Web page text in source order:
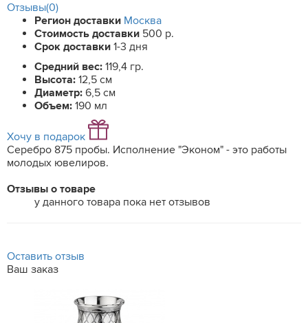
Отзывы(0)
Регион доставки Москва
Стоимость доставки 500 р.
Срок доставки 1-3 дня
Средний вес: 119,4 гр.
Высота: 12,5 см
Диаметр: 6,5 см
Объем: 190 мл
Хочу в подарок
Серебро 875 пробы. Исполнение "Эконом" - это работы
молодых ювелиров.
Отзывы о товаре
у данного товара пока нет отзывов
Оставить отзыв
Ваш заказ